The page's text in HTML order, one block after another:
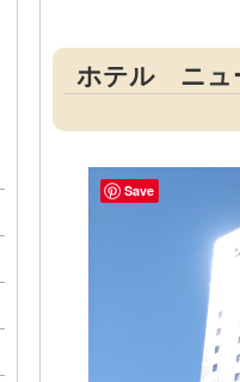
ホテル ニュ
Save